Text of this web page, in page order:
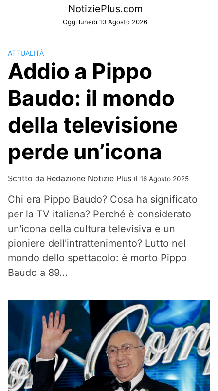
NotiziePlus.com
Oggi lunedì 10 Agosto 2026
ATTUALITÀ
Addio a Pippo
Baudo: il mondo
della televisione
perde un’icona
Scritto da Redazione Notizie Plus il 16 Agosto 2025
Chi era Pippo Baudo? Cosa ha significato
per la TV italiana? Perché è considerato
un'icona della cultura televisiva e un
pioniere dell'intrattenimento? Lutto nel
mondo dello spettacolo: è morto Pippo
Baudo a 89...